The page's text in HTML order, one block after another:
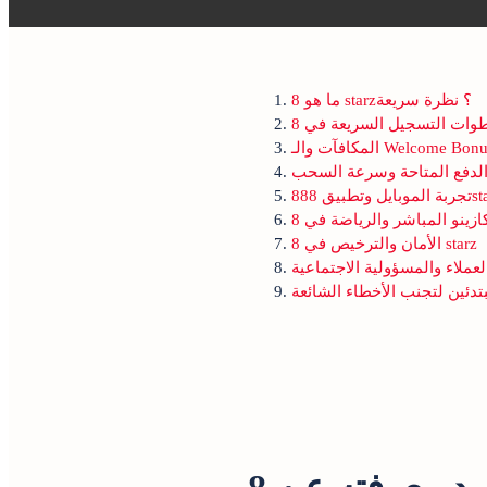
ما هو 8 starz؟ نظرة سريعة
المتاحة وسرعة السحب
الأمان والترخيص في 8 starz
والمسؤولية الاجتماعية
لتجنب الأخطاء الشائعة